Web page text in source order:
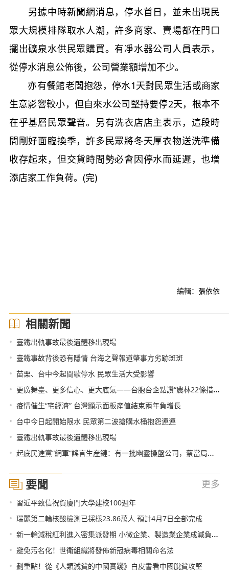
另據中時新聞網消息，停水首日，並未出現民
眾大規模排隊取水人潮，許多商家、賣場都在門口
擺出礦泉水供民眾購買。有凈水器公司人員表示，
從停水消息公佈後，公司營業額增加不少。
亦有餐館老闆抱怨，停水1天對民眾生活或商家
生意影響較小，但自來水公司堅持要停2天，根本不
在乎基層民眾聲音。另有洗衣店店主表示，這段時
間剛好面臨換季，許多民眾將冬天厚衣物送洗準備
收存起來，但交貨時間勢必會因停水而延遲，也增
添店家工作負荷。(完)
編輯：張依依
相關新聞
• 臺鐵出軌事故最後遺體移出現場
• 臺鐵事故背後恐有隱情 台海之聲報道肇事方劣跡斑斑
• 苗栗、台中今起間歇停水 民眾生活大受影響
• 更廣舞臺、更多信心、更大底氣——台胞台企點讚“農林22條措施”
• 疫情催生“宅經濟” 台灣顯示面板産值結束兩年負增長
• 台中今日起開始限水 民眾第二波搶購水桶抱怨連連
• 臺鐵出軌事故最後遺體移出現場
• 起底民進黨“網軍”謠言生産鏈：有一批幽靈操盤公司，蔡當局變著法兒給錢
要聞 更多
• 習近平致信祝賀廈門大學建校100週年
• 瑞麗第二輪核酸檢測已採樣23.86萬人 預計4月7日全部完成
• 新一輪減稅紅利進入密集派發期 小微企業、製造業企業成減負重點
• 避免污名化！世衛組織將發佈新冠病毒相關命名法
• 劃重點！從《人類減貧的中國實踐》白皮書看中國脫貧攻堅